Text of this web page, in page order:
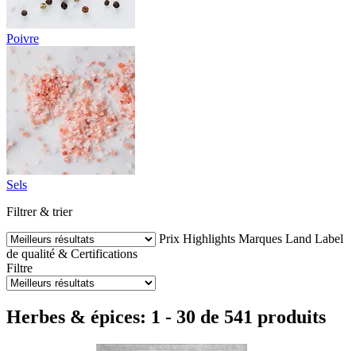
Poivre
Sels
Filtrer & trier
Prix Highlights Marques Land Label
de qualité & Certifications
Filtre
Herbes & épices: 1 - 30 de 541 produits